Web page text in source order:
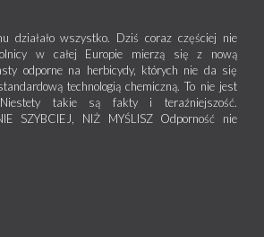
działało wszystko. Dziś coraz częściej nie
w całej Europie mierzą się z nową
odporne na herbicydy, których nie da się
technologią chemiczną. To nie jest
Niestety takie są fakty i teraźniejszość.
SZYBCIEJ, NIŻ MYŚLISZ Odporność nie